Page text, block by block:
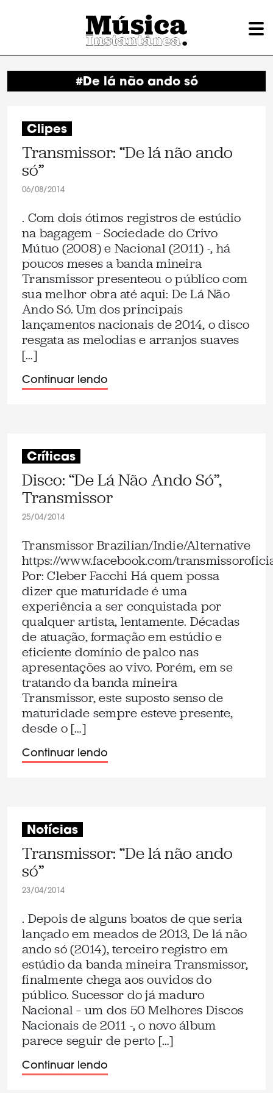
#De lá não ando só
Clipes
Transmissor: “De lá não ando
só”
06/08/2014
. Com dois ótimos registros de estúdio
na bagagem – Sociedade do Crivo
Mútuo (2008) e Nacional (2011) -, há
poucos meses a banda mineira
Transmissor presenteou o público com
sua melhor obra até aqui: De Lá Não
Ando Só. Um dos principais
lançamentos nacionais de 2014, o disco
resgata as melodias e arranjos suaves
[…]
Continuar lendo
Críticas
Disco: “De Lá Não Ando Só”,
Transmissor
25/04/2014
Transmissor Brazilian/Indie/Alternative
https://www.facebook.com/
Por: Cleber Facchi Há quem possa
dizer que maturidade é uma
experiência a ser conquistada por
qualquer artista, lentamente. Décadas
de atuação, formação em estúdio e
eficiente domínio de palco nas
apresentações ao vivo. Porém, em se
tratando da banda mineira
Transmissor, este suposto senso de
maturidade sempre esteve presente,
desde o […]
Continuar lendo
Notícias
Transmissor: “De lá não ando
só”
23/04/2014
. Depois de alguns boatos de que seria
lançado em meados de 2013, De lá não
ando só (2014), terceiro registro em
estúdio da banda mineira Transmissor,
finalmente chega aos ouvidos do
público. Sucessor do já maduro
Nacional – um dos 50 Melhores Discos
Nacionais de 2011 -, o novo álbum
parece seguir de perto […]
Continuar lendo